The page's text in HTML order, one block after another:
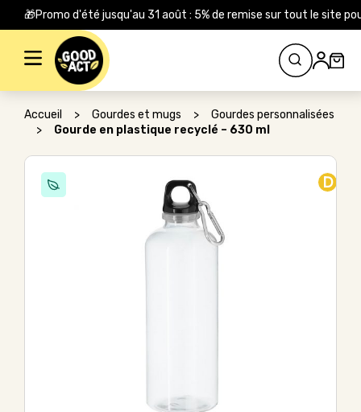
🎁Promo d'été jusqu'au 31 août : 5% de remise sur tout le site
Rechercher :
Accueil > Gourdes et mugs >
Gourdes personnalisées
>
Gourde en plastique recyclé – 630 ml
D